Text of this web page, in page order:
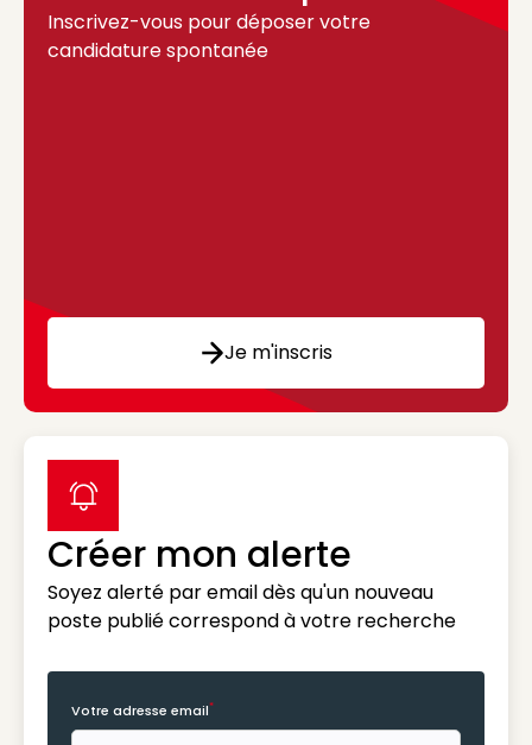
Inscrivez-vous pour déposer votre
candidature spontanée
Je m'inscris
Créer mon alerte
Soyez alerté par email dès qu'un nouveau
poste publié correspond à votre recherche
label icon
Votre adresse email*